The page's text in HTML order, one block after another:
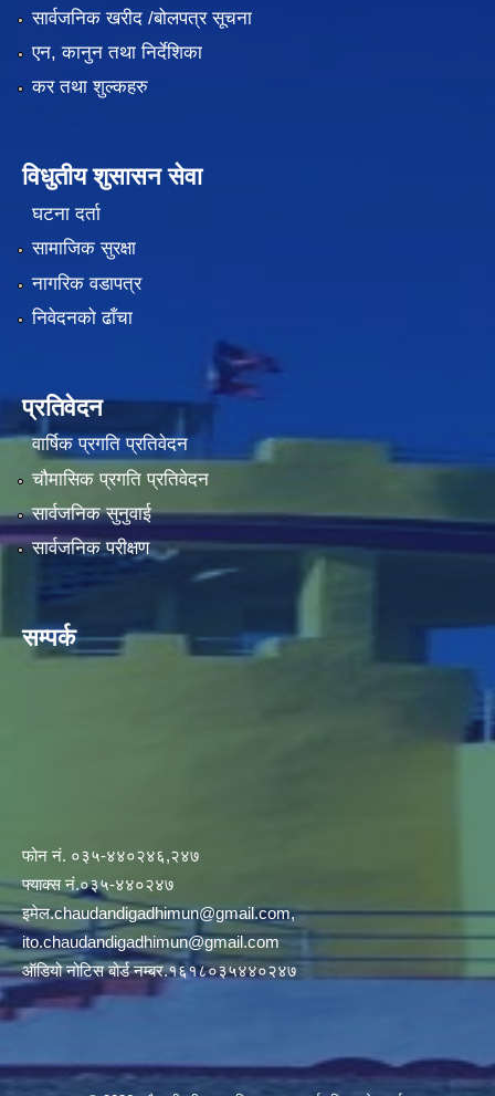
सार्वजनिक खरीद /बोलपत्र सूचना
एन, कानुन तथा निर्देशिका
कर तथा शुल्कहरु
विधुतीय शुसासन सेवा
घटना दर्ता
सामाजिक सुरक्षा
नागरिक वडापत्र
निवेदनको ढाँचा
प्रतिवेदन
वार्षिक प्रगति प्रतिवेदन
चौमासिक प्रगति प्रतिवेदन
सार्वजनिक सुनुवाई
सार्वजनिक परीक्षण
सम्पर्क
फोन नं. ०३५-४४०२४६,२४७
फ्याक्स नं.०३५-४४०२४७
इमेल.chaudandigadhimun@gmail.com,
ito.chaudandigadhimun@gmail.com
ऑडियो नोटिस बोर्ड नम्बर.१६१८०३५४४०२४७